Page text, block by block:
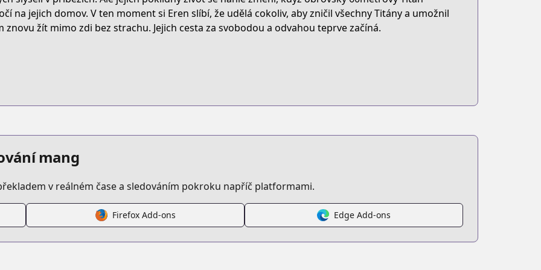
on-titan
www.cdjapan.co.jp/product/NEOBK-1599854
na jejich domov. V ten moment si Eren slíbí, že udělá cokoliv, aby zničil všechny Titány a umožnil
znovu žít mimo zdi bez strachu. Jejich cesta za svobodou a odvahou teprve začíná.
mang
v reálném čase a sledováním pokroku napříč platformami.
Firefox Add-ons Edge Add-ons